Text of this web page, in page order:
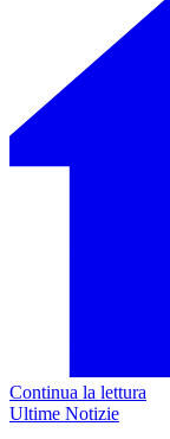
Continua la lettura
Ultime Notizie